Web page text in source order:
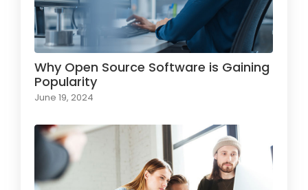
Why Open Source Software is Gaining
Popularity
June 19, 2024